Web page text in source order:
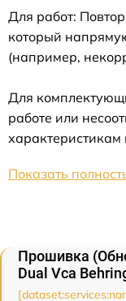
Для работ:
который
(например,
Для
работе или
Показать
Прошивка
Dual Vca